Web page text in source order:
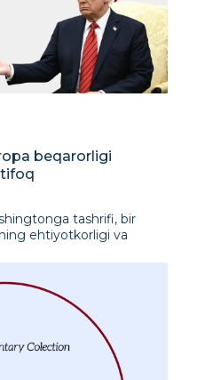
beqarorligi
tashrifi, bir
ehtiyotkorligi va
Ittifoqi o‘rtasidagi savdo
yumshatish uchun
Yev